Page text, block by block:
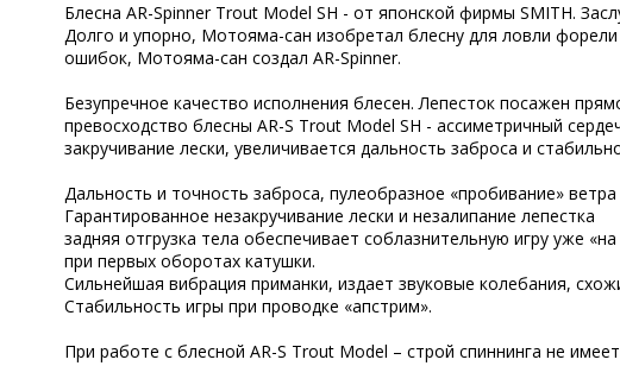
Блесна AR-Spinner Trout Model SH - от японской фирмы SMITH.
Долго и упорно, Мотояма-сан изобретал блесну для ловли
ошибок, Мотояма-сан создал AR-Spinner.
Безупречное качество исполнения блесен. Лепесток посажен
превосходство блесны AR-S Trout Model SH - ассиметричный
закручивание лески, увеличивается дальность заброса и
Дальность и точность заброса, пулеобразное «пробивание» ветра
Гарантированное незакручивание лески и незалипание лепестка
задняя отгрузка тела обеспечивает соблазнительную игру уже
при первых оборотах катушки.
Сильнейшая вибрация приманки, издает звуковые колебания,
Стабильность игры при проводке «апстрим».
При работе с блесной AR-S Trout Model – строй спиннинга не